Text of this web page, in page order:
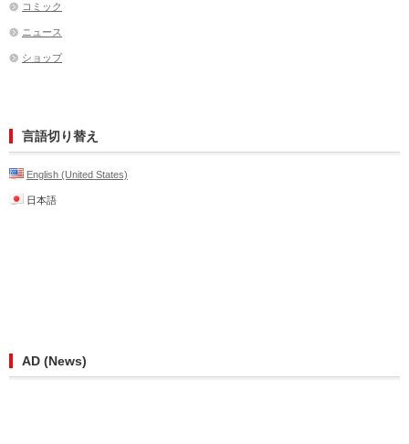
コミック
ニュース
ショップ
言語切り替え
English (United States)
日本語
AD (News)